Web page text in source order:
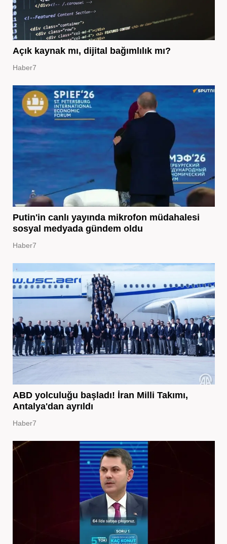
Açık kaynak mı, dijital bağımlılık mı?
Haber7
Putin'in canlı yayında mikrofon müdahalesi
sosyal medyada gündem oldu
Haber7
ABD yolculuğu başladı! İran Milli Takımı,
Antalya'dan ayrıldı
Haber7